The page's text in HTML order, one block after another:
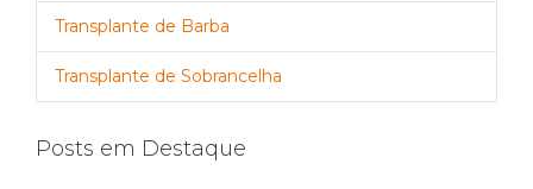
Transplante de Barba
Transplante de Sobrancelha
Posts em Destaque